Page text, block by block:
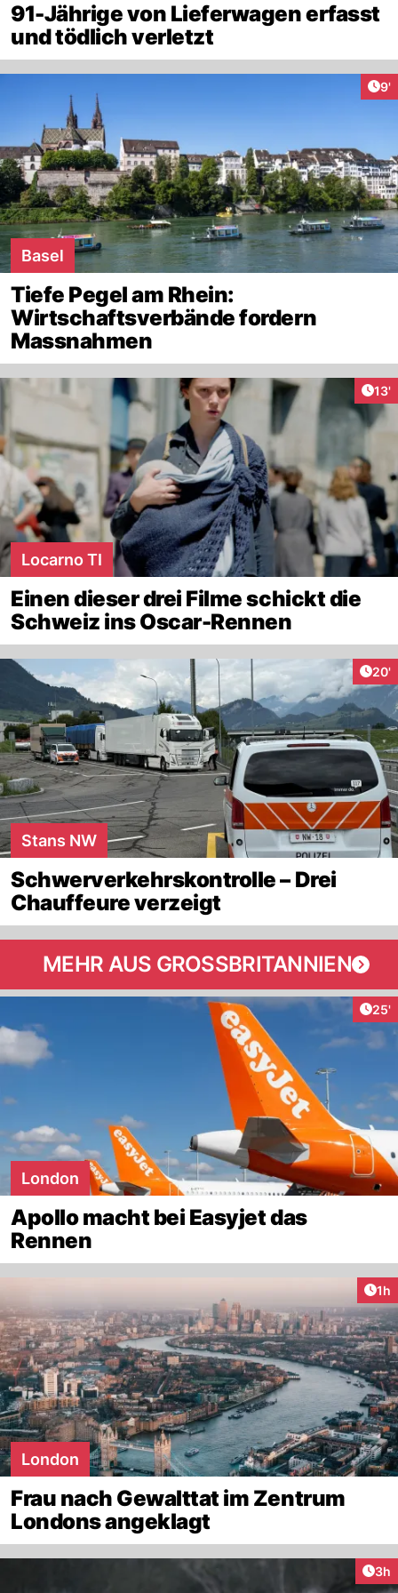
91-Jährige von Lieferwagen erfasst
und tödlich verletzt
9'
Basel
Tiefe Pegel am Rhein:
Wirtschaftsverbände fordern
Massnahmen
13'
Locarno TI
Einen dieser drei Filme schickt die
Schweiz ins Oscar-Rennen
20'
Stans NW
Schwerverkehrskontrolle – Drei
Chauffeure verzeigt
MEHR AUS GROSSBRITANNIEN
25'
London
Apollo macht bei Easyjet das
Rennen
1h
London
Frau nach Gewalttat im Zentrum
Londons angeklagt
3h